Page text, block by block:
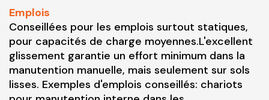
Emplois
Conseillées pour les emplois surtout statiques,
pour capacités de charge moyennes.L'excellent
glissement garantie un effort minimum dans la
manutention manuelle, mais seulement sur sols
lisses. Exemples d'emplois conseillés: chariots